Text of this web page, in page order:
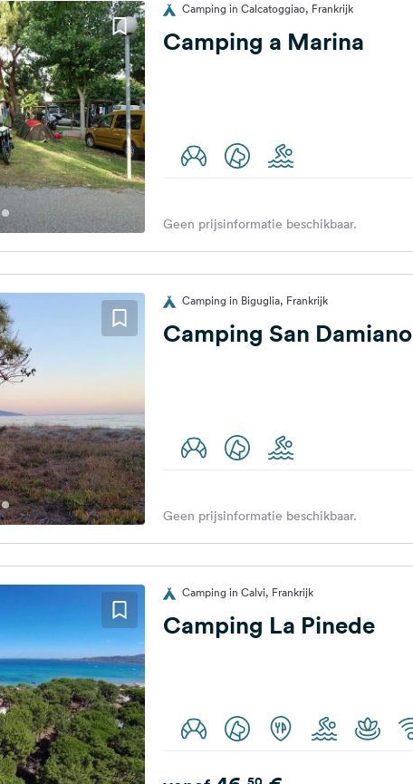
Camping in Calcatoggiao, Frankrijk
Camping a Marina
Geen prijsinformatie beschikbaar.
Camping in Biguglia, Frankrijk
Camping San Damiano
Geen prijsinformatie beschikbaar.
Camping in Calvi, Frankrijk
Camping La Pinede